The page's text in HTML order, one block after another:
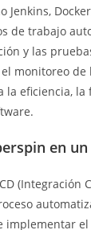
Jenkins,
de trabajo
y las
monitoreo de
la eficiencia,
en
(Integración
implementar